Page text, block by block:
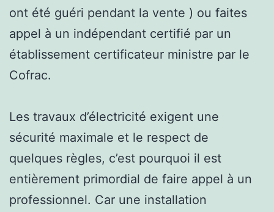
ont été guéri pendant la vente ) ou faites
appel à un indépendant certifié par un
établissement certificateur ministre par le
Cofrac.
Les travaux d’électricité exigent une
sécurité maximale et le respect de
quelques règles, c’est pourquoi il est
entièrement primordial de faire appel à un
professionnel. Car une installation